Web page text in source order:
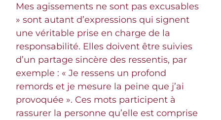
Mes agissements ne sont pas excusables
» sont autant d’expressions qui signent
une véritable prise en charge de la
responsabilité. Elles doivent être suivies
d’un partage sincère des ressentis, par
exemple : « Je ressens un profond
remords et je mesure la peine que j’ai
provoquée ». Ces mots participent à
rassurer la personne qu’elle est comprise